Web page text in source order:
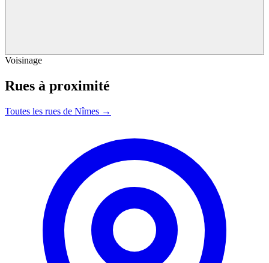
Voisinage
Rues à proximité
Toutes les rues de Nîmes →